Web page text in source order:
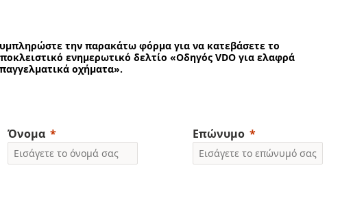
την παρακάτω φόρμα για να κατεβάσετε το
ενημερωτικό δελτίο «Οδηγός VDO για ελαφρά
οχήματα».
Όνομα Επώνυμο